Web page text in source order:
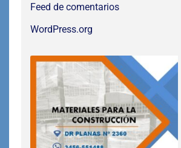
Feed de comentarios
WordPress.org